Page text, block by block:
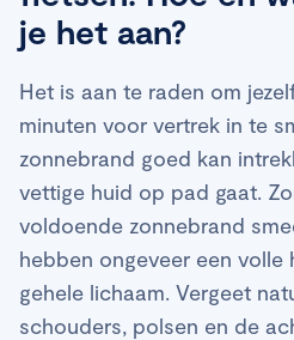
je het aan?
Het is aan te raden om
minuten voor vertrek in te
zonnebrand goed kan
vettige huid op pad gaat.
voldoende zonnebrand
hebben ongeveer een
gehele lichaam. Vergeet
schouders, polsen en de